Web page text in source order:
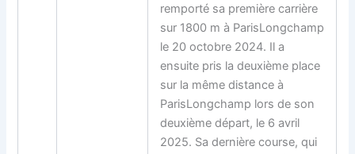
remporté sa première carrière
sur 1800 m à ParisLongchamp
le 20 octobre 2024. Il a
ensuite pris la deuxième place
sur la même distance à
ParisLongchamp lors de son
deuxième départ, le 6 avril
2025. Sa dernière course, qui